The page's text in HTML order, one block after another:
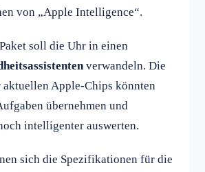
von „Apple Intelligence“.
soll die Uhr in einen
verwandeln. Die
aktuellen Apple-Chips könnten
übernehmen und
intelligenter auswerten.
sich die Spezifikationen für die